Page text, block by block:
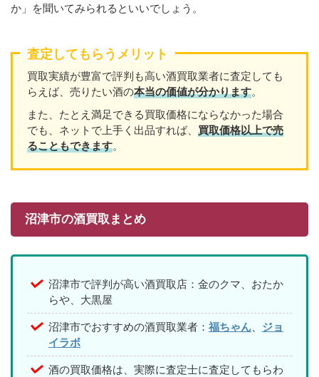
か」を聞いてみられるといいでしょう。
査定してもらうメリット
買取実績が豊富で評判も高い酒買取業者に査定しても
らえば、売りたい酒の本当の価値が分かります。
また、たとえ満足できる買取価格にならなかった場合
でも、ネットで上手く出品すれば、 買取価格以上で売
ることもできます。
沼津市の酒買取まとめ
沼津市で評判が高い酒買取店：金のクマ、おたか
らや、大黒屋
沼津市でおすすめの酒買取業者： 福ちゃん
ジョ
イラボ
酒の買取価格は、実際に査定士に査定してもらわ